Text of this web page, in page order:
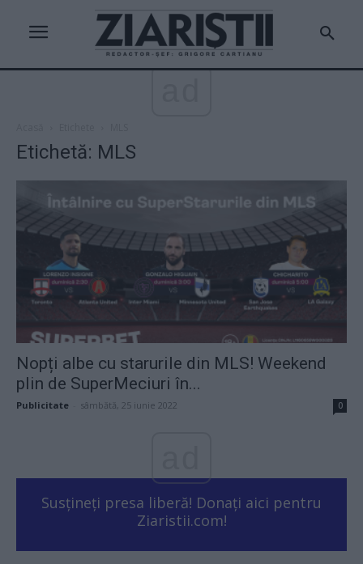
Etichetă: MLS
Nopți albe cu starurile din MLS! Weekend
plin de SuperMeciuri în...
Publicitate sâmbătă, 25 iunie 2022 0
Susțineți presa liberă! Donați aici pentru
Ziaristii.com!